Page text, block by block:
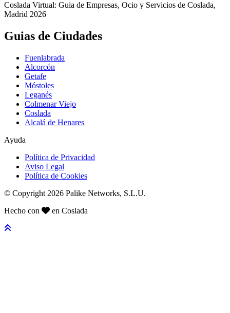
Coslada Virtual: Guia de Empresas, Ocio y Servicios de Coslada,
Madrid 2026
Guias de Ciudades
Fuenlabrada
Alcorcón
Getafe
Móstoles
Leganés
Colmenar Viejo
Coslada
Alcalá de Henares
Ayuda
Política de Privacidad
Aviso Legal
Política de Cookies
© Copyright 2026 Palike Networks, S.L.U.
Hecho con
en Coslada